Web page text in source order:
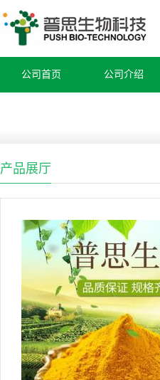
公司首页 公司介绍
产品展厅